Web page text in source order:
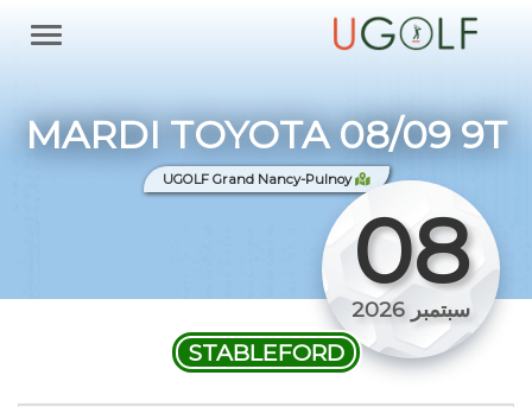
MARDI TOYOTA 08/09 9T
UGOLF Grand Nancy-Pulnoy
08
سبتمبر 2026
STABLEFORD